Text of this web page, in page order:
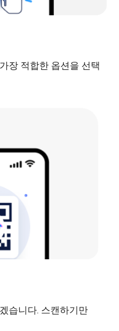
장 적합한 옵션을 선택
습니다. 스캔하기만